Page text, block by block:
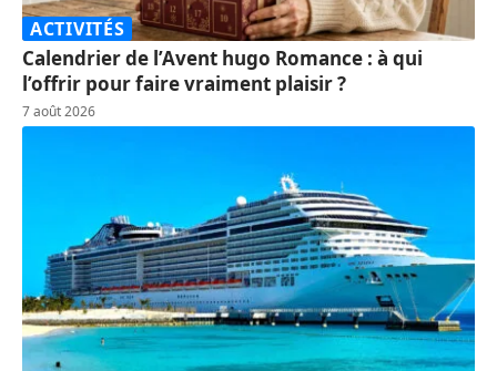
ACTIVITÉS
Calendrier de l’Avent hugo Romance : à qui
l’offrir pour faire vraiment plaisir ?
7 août 2026